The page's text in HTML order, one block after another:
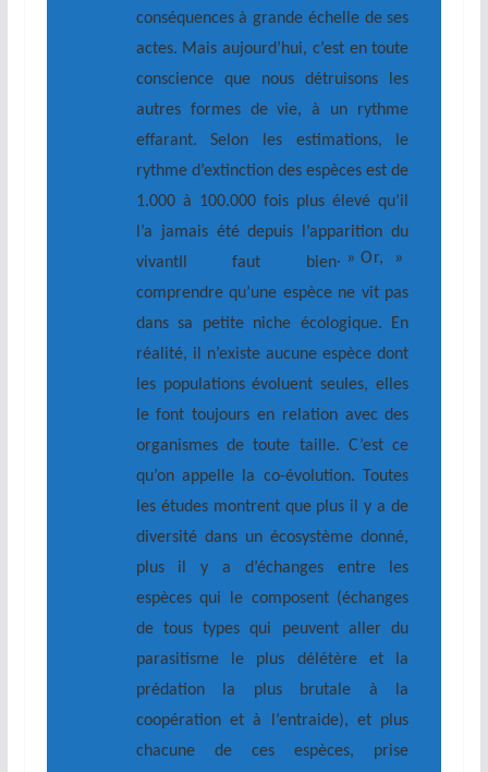
conséquences à grande échelle de ses
actes. Mais aujourd’hui, c’est en toute
conscience que nous détruisons les
autres formes de vie, à un rythme
effarant. Selon les estimations, le
rythme d’extinction des espèces est de
1.000 à 100.000 fois plus élevé qu’il
l’a jamais été depuis l’apparition du
vivant
. » Or, »
Il faut bien
comprendre qu’une espèce ne vit pas
dans sa petite niche écologique. En
réalité, il n’existe aucune espèce dont
les populations évoluent seules, elles
le font toujours en relation avec des
organismes de toute taille. C’est ce
qu’on appelle la co-évolution. Toutes
les études montrent que plus il y a de
diversité dans un écosystème donné,
plus il y a d’échanges entre les
espèces qui le composent (échanges
de tous types qui peuvent aller du
parasitisme le plus délétère et la
prédation la plus brutale à la
coopération et à l’entraide), et plus
chacune de ces espèces, prise